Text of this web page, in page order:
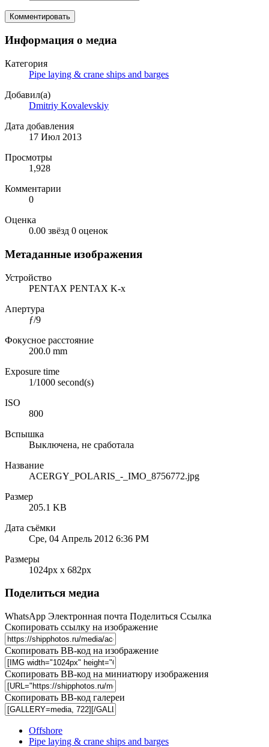
Комментировать
Информация о медиа
Категория
Pipe laying & crane ships and barges
Добавил(а)
Dmitriy Kovalevskiy
Дата добавления
17 Июл 2013
Просмотры
1,928
Комментарии
0
Оценка
0.00 звёзд 0 оценок
Метаданные изображения
Устройство
PENTAX PENTAX K-x
Апертура
ƒ/9
Фокусное расстояние
200.0 mm
Exposure time
1/1000 second(s)
ISO
800
Вспышка
Выключена, не сработала
Название
ACERGY_POLARIS_-_IMO_8756772.jpg
Размер
205.1 KB
Дата съёмки
Сре, 04 Апрель 2012 6:36 PM
Размеры
1024px x 682px
Поделиться медиа
WhatsApp Электронная почта Поделиться Ссылка
Скопировать ссылку на изображение
Скопировать BB-код на изображение
Скопировать BB-код на миниатюру изображения
Скопировать BB-код галереи
Offshore
Pipe laying & crane ships and barges